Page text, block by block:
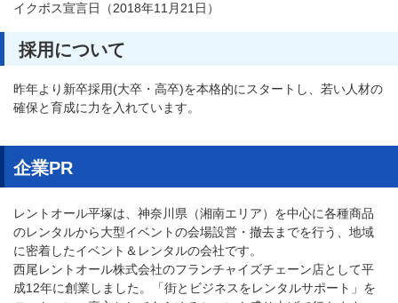
イクボス宣言日（2018年11月21日）
採用について
昨年より新卒採用(大卒・高卒)を本格的にスタートし、若い人材の
確保と育成に力を入れています。
企業PR
レントオール平塚は、神奈川県（湘南エリア）を中心に各種商品
のレンタルから大型イベントの会場設営・撤去までを行う、地域
に密着したイベント＆レンタルの会社です。
西尾レントオール株式会社のフランチャイズチェーン店として平
成12年に創業しました。「街とビジネスをレンタルサポート」を